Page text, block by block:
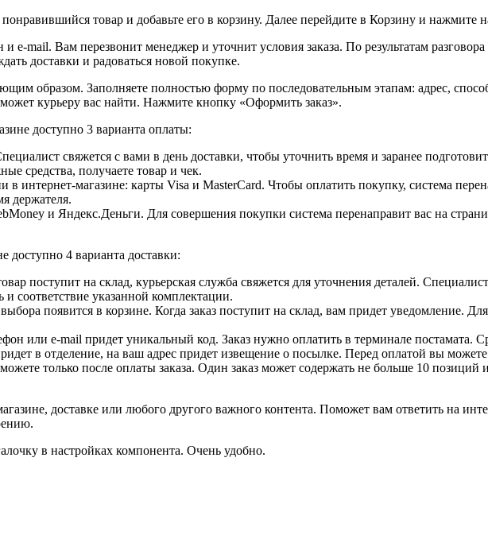
товар и добавьте его в корзину. Далее перейдите в Корзину и нажмите
mail. Вам перезвонит менеджер и уточнит условия заказа. По результатам
доставки и радоваться новой покупке.
образом. Заполняете полностью форму по последовательным этапам: адрес,
курьеру вас найти. Нажмите кнопку «Оформить заказ».
доступно 3 варианта оплаты:
свяжется с вами в день доставки, чтобы уточнить время и заранее
средства, получаете товар и чек.
интернет-магазине: карты Visa и MasterCard. Чтобы оплатить покупку, система
держателя.
и Яндекс.Деньги. Для совершения покупки система перенаправит вас на
доступно 4 варианта доставки:
поступит на склад, курьерская служба свяжется для уточнения деталей.
соответствие указанной комплектации.
появится в корзине. Когда заказ поступит на склад, вам придет уведомление.
или e-mail придет уникальный код. Заказ нужно оплатить в терминале постамата.
в отделение, на ваш адрес придет извещение о посылке. Перед оплатой вы
только после оплаты заказа. Один заказ может содержать не больше 10
доставке или любого другого важного контента. Поможет вам ответить на
в настройках компонента. Очень удобно.